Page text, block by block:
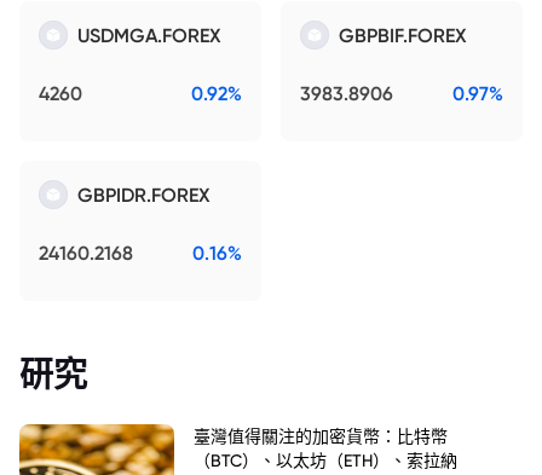
USDMGA.FOREX
4260 0.92%
GBPBIF.FOREX
3983.8906 0.97%
GBPIDR.FOREX
24160.2168 0.16%
研究
臺灣值得關注的加密貨幣：比特幣
（BTC）、以太坊（ETH）、索拉納